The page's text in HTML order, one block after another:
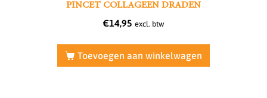
PINCET COLLAGEEN DRADEN
€14,95 excl. btw
Toevoegen aan winkelwagen